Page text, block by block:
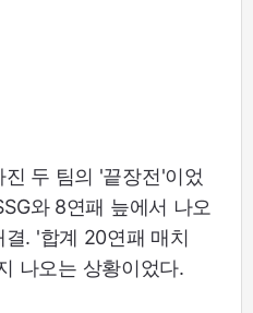
두 팀의 '끝장전'이었
와 8연패 늪에서 나오
. '합계 20연패 매치
나오는 상황이었다.